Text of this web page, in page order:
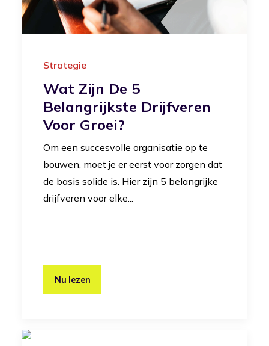
Strategie
Wat Zijn De 5
Belangrijkste Drijfveren
Voor Groei?
Om een succesvolle organisatie op te
bouwen, moet je er eerst voor zorgen dat
de basis solide is. Hier zijn 5 belangrijke
drijfveren voor elke...
Nu lezen